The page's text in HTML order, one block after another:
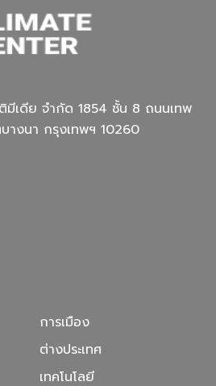
มีเดีย จํากัด 1854 ชั้น 8 ถนนเทพ
างนา กรุงเทพฯ 10260
การเมือง
ต่างประเทศ
เทคโนโลยี